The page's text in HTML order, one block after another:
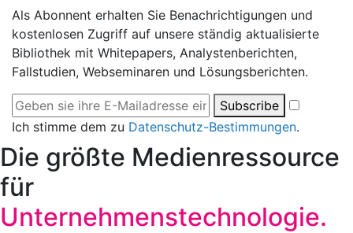
Als Abonnent erhalten Sie Benachrichtigungen und
kostenlosen Zugriff auf unsere ständig aktualisierte
Bibliothek mit Whitepapers, Analystenberichten,
Fallstudien, Webseminaren und Lösungsberichten.
Subscribe
Ich stimme dem zu Datenschutz-Bestimmungen.
Die größte Medienressource
für
Unternehmenstechnologie.